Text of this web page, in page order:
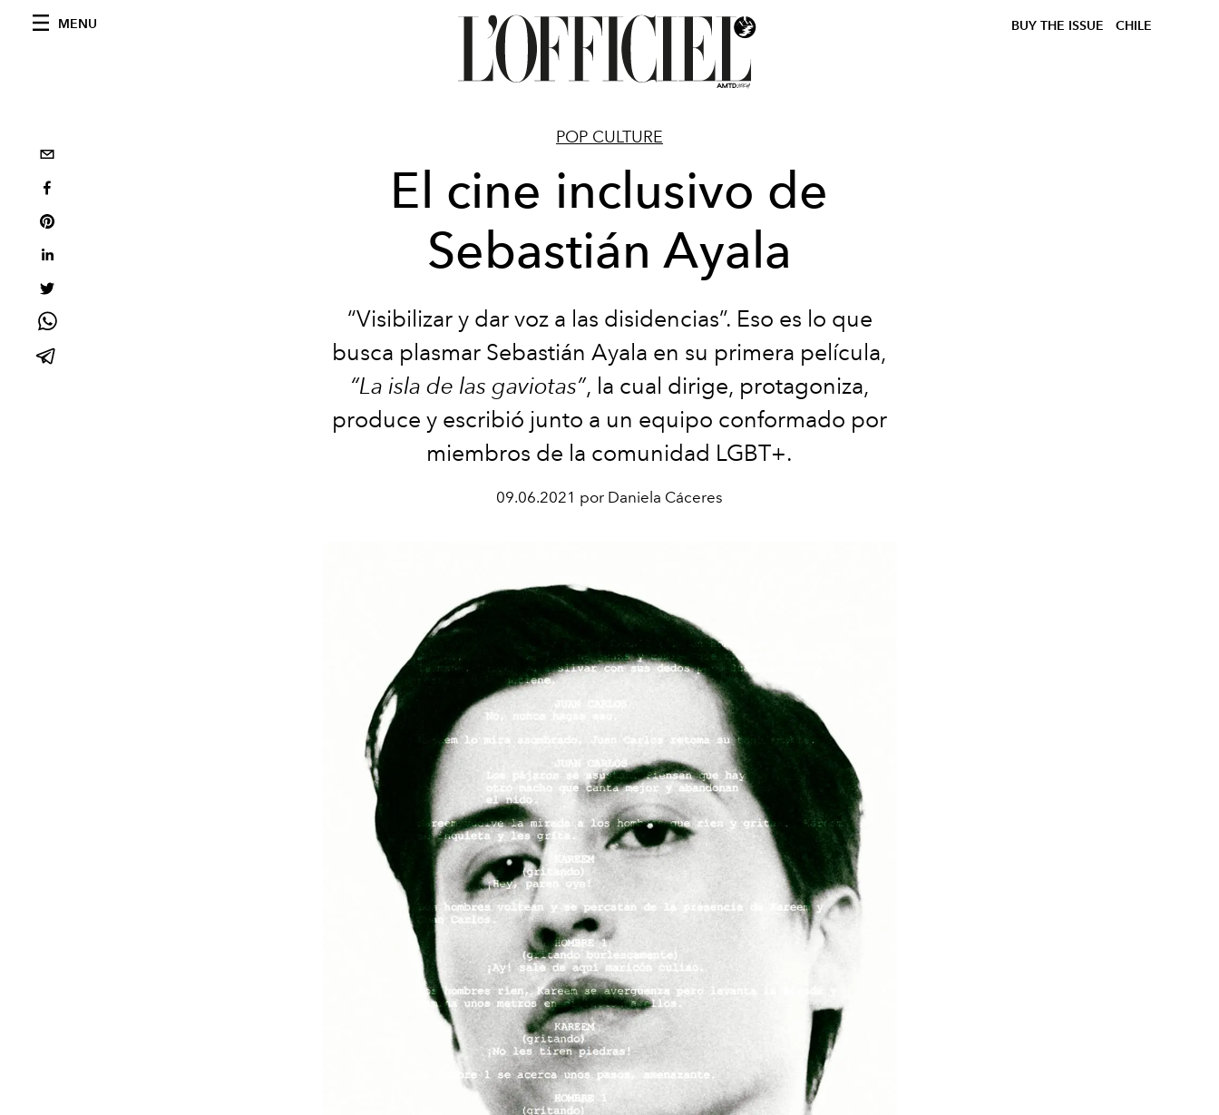
MENU BUY THE ISSUE CHILE
POP CULTURE
El cine inclusivo de
Sebastián Ayala
“Visibilizar y dar voz a las disidencias”. Eso es lo que
busca plasmar Sebastián Ayala en su primera película,
“La isla de las gaviotas”, la cual dirige, protagoniza,
produce y escribió junto a un equipo conformado por
miembros de la comunidad LGBT+.
09.06.2021 por Daniela Cáceres